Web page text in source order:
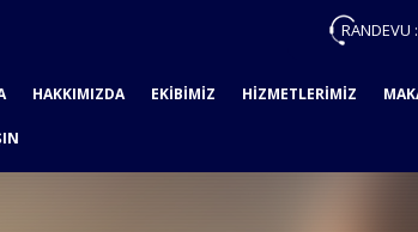
RANDEVU
HAKKIMIZDA EKİBİMİZ HİZMETLERİMİZ